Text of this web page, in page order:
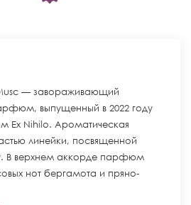
— завораживающий
выпущенный в 2022 году
Ex Nihilo. Ароматическая
линейки, посвященной
В верхнем аккорде парфюм
нот бергамота и пряно-